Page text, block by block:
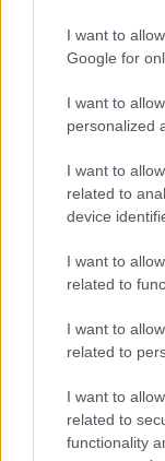
I want to
Google for
I want to
personalized
I want to
related to
device
I want to
related to
I want to
related to
I want to
related to
functionality
© 2026 -
04827280654 –
35792 – ISCRITTA